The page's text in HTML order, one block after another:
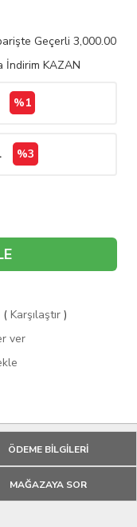
Geçerli 3,000.00
İndirim KAZAN
%1
%3
( Karşılaştır)
ver
ÖDEME BİLGİLERİ
MAĞAZAYA SOR